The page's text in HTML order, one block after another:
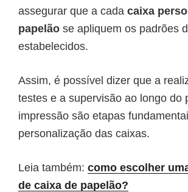
assegurar que a cada caixa
papelão se apliquem os padrões
estabelecidos.
Assim, é possível dizer que a
testes e a supervisão ao longo do
impressão são etapas
personalização das caixas.
Leia também: como escolher
de caixa de papelão?